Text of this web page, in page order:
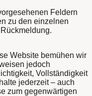
Feldern
zu den einzelnen
Website bemühen wir
jedoch
Vollständigkeit
jederzeit – auch
zum gegenwärtigen